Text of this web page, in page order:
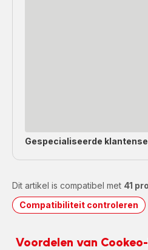
Gespecialiseerde
Dit artikel is compatibel met 41
Compatibiliteit controleren
Voordelen van